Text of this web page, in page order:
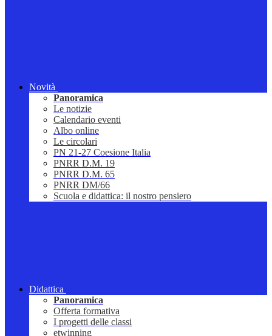
Novità
Panoramica
Le notizie
Calendario eventi
Albo online
Le circolari
PN 21-27 Coesione Italia
PNRR D.M. 19
PNRR D.M. 65
PNRR DM/66
Scuola e didattica: il nostro pensiero
Didattica
Panoramica
Offerta formativa
I progetti delle classi
etwinning